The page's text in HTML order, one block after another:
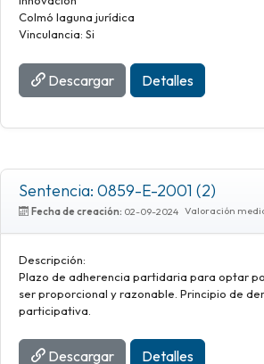
Colmó laguna jurídica
Vinculancia: Si
Descargar Detalles
Sentencia: 0859-E-2001 (2)
Fecha de creación: 02-09-2024 Valoración
Descripción:
Plazo de adherencia partidaria para optar
ser proporcional y razonable. Principio de
participativa.
Descargar Detalles